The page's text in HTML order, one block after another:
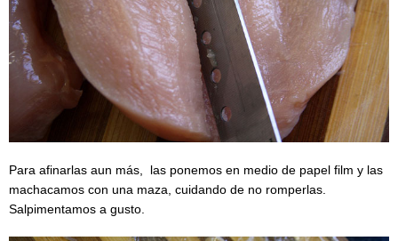
Para afinarlas aun más, las ponemos en medio de papel film y las
machacamos con una maza, cuidando de no romperlas.
Salpimentamos a gusto.